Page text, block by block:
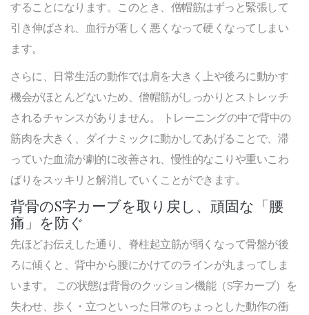
することになります。このとき、僧帽筋はずっと緊張して
引き伸ばされ、血行が著しく悪くなって硬くなってしまい
ます。
さらに、日常生活の動作では肩を大きく上や後ろに動かす
機会がほとんどないため、僧帽筋がしっかりとストレッチ
されるチャンスがありません。 トレーニングの中で背中の
筋肉を大きく、ダイナミックに動かしてあげることで、滞
っていた血流が劇的に改善され、慢性的なこりや重いこわ
ばりをスッキリと解消していくことができます。
背骨のS字カーブを取り戻し、頑固な「腰
痛」を防ぐ
先ほどお伝えした通り、脊柱起立筋が弱くなって骨盤が後
ろに傾くと、背中から腰にかけてのラインが丸まってしま
います。 この状態は背骨のクッション機能（S字カーブ）を
失わせ、歩く・立つといった日常のちょっとした動作の衝